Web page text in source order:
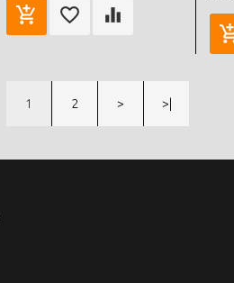
1 2 > >|